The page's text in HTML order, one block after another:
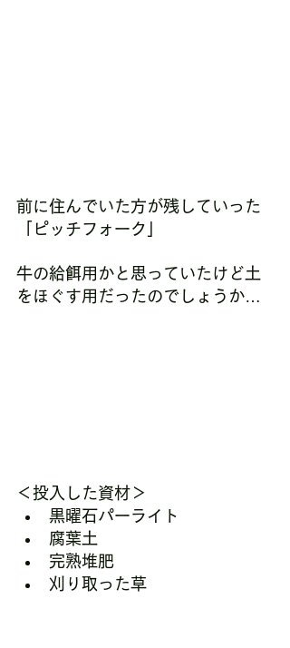
前に住んでいた方が残していった
「ピッチフォーク」
牛の給餌用かと思っていたけど土
をほぐす用だったのでしょうか…
＜投入した資材＞
黒曜石パーライト
腐葉土
完熟堆肥
刈り取った草